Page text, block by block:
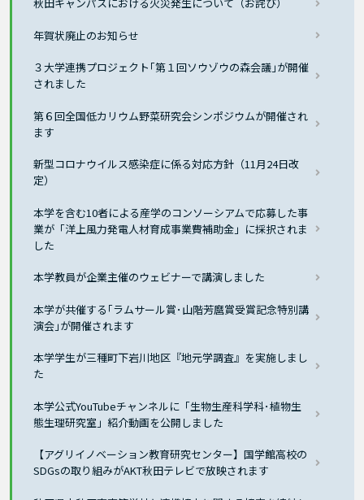
年賀状廃止のお知らせ
３大学連携プロジェクト｢第１回ソウゾウの森会議｣が開催
されました
第６回全国低カリウム野菜研究会シンポジウムが開催され
ます
新型コロナウイルス感染症に係る対応方針（11月24日改
定）
本学を含む10者による産学のコンソーシアムで応募した事
業が「洋上風力発電人材育成事業費補助金」に採択されま
した
本学教員が企業主催のウェビナーで講演しました
本学が共催する｢ラムサール賞･山階芳麿賞受賞記念特別講
演会｣が開催されます
本学学生が三種町下岩川地区『地元学調査』を実施しまし
た
本学公式YouTubeチャンネルに「生物生産科学科･植物生
態生理研究室」紹介動画を公開しました
【アグリイノベーション教育研究センター】国学館高校の
SDGsの取り組みがAKT秋田テレビで放映されます